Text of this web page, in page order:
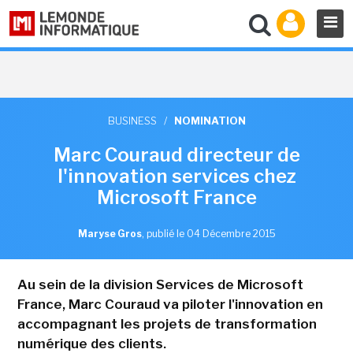
BUSINESS / NOMINATION
Marc Couraud directeur de
l'innovation services chez
Microsoft France
Maryse Gros, publié le 04 Décembre 2015
Au sein de la division Services de Microsoft
France, Marc Couraud va piloter l'innovation en
accompagnant les projets de transformation
numérique des clients.